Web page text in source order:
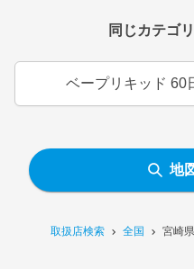
取扱店検索 全国 宮崎
同じカテゴ
ベープリキッド 60
地